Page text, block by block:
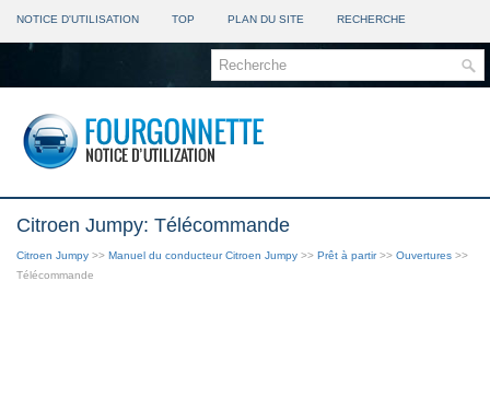
NOTICE D'UTILISATION TOP PLAN DU SITE RECHERCHE
Citroen Jumpy: Télécommande
Citroen Jumpy >> Manuel du conducteur Citroen Jumpy >> Prêt à partir>> Ouvertures >>
Télécommande